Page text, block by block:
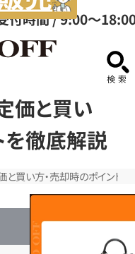
付時間 / 9:00～
サ
価と買い
を徹底解説
と買い方・売却時のポイント